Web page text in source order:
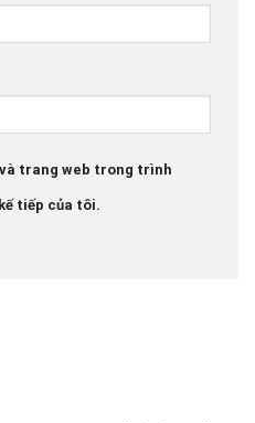
trang web trong trình
tiếp của tôi.